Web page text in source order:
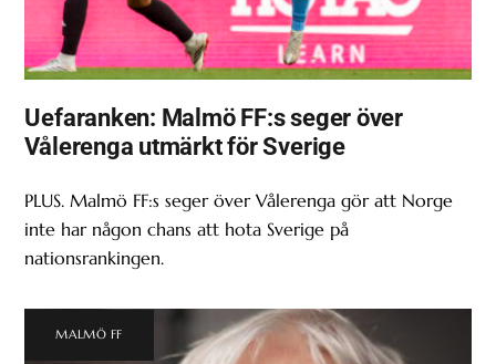
Uefaranken: Malmö FF:s seger över
Vålerenga utmärkt för Sverige
PLUS. Malmö FF:s seger över Vålerenga gör att Norge
inte har någon chans att hota Sverige på
nationsrankingen.
MALMÖ FF